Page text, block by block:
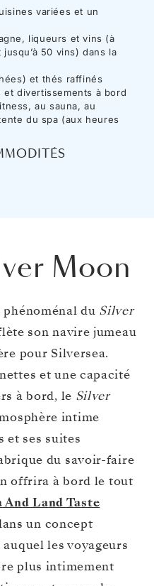
variées et un
liqueurs et vins (à
50 vins) dans la
et thés raffinés
divertissements à bord
au sauna, au
du spa (aux heures
Moon
du Silver
son navire jumeau
pour Silversea.
et une capacité
à bord, le Silver
intime
et ses suites
du savoir-faire
offrira à bord le tout
And Land Taste
un concept
les voyageurs
plus intimement